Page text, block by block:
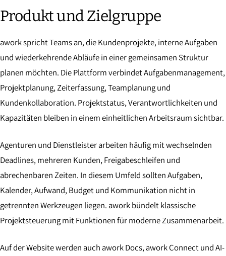
Produkt und Zielgruppe
awork spricht Teams an, die Kundenprojekte, interne Aufgaben
und wiederkehrende Abläufe in einer gemeinsamen Struktur
planen möchten. Die Plattform verbindet Aufgabenmanagement,
Projektplanung, Zeiterfassung, Teamplanung und
Kundenkollaboration. Projektstatus, Verantwortlichkeiten und
Kapazitäten bleiben in einem einheitlichen Arbeitsraum sichtbar.
Agenturen und Dienstleister arbeiten häufig mit wechselnden
Deadlines, mehreren Kunden, Freigabeschleifen und
abrechenbaren Zeiten. In diesem Umfeld sollten Aufgaben,
Kalender, Aufwand, Budget und Kommunikation nicht in
getrennten Werkzeugen liegen. awork bündelt klassische
Projektsteuerung mit Funktionen für moderne Zusammenarbeit.
Auf der Website werden auch awork Docs, awork Connect und AI-